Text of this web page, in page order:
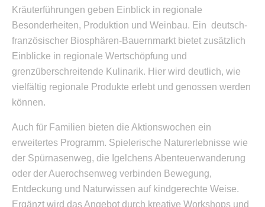
Videos
Kräuterführungen geben Einblick in regionale
Besonderheiten, Produktion und Weinbau. Ein deutsch-
französischer Biosphären-Bauernmarkt bietet zusätzlich
Einblicke in regionale Wertschöpfung und
grenzüberschreitende Kulinarik. Hier wird deutlich, wie
vielfältig regionale Produkte erlebt und genossen werden
können.
Auch für Familien bieten die Aktionswochen ein
erweitertes Programm. Spielerische Naturerlebnisse wie
der Spürnasenweg, die Igelchens Abenteuerwanderung
oder der Auerochsenweg verbinden Bewegung,
Entdeckung und Naturwissen auf kindgerechte Weise.
Ergänzt wird das Angebot durch kreative Workshops und